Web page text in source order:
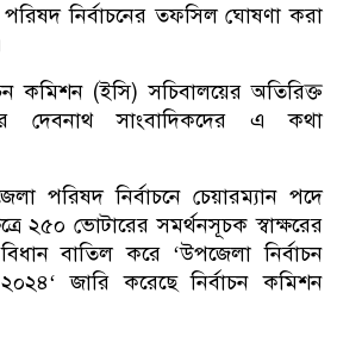
নির্বাচনের তফসিল ঘোষণা করা
কমিশন (ইসি) সচিবালয়ের অতিরিক্ত
সাংবাদিকদের এ কথা
পরিষদ নির্বাচনে চেয়ারম্যান পদে
২৫০ ভোটারের সমর্থনসূচক স্বাক্ষরের
বাতিল করে ‘উপজেলা নির্বাচন
জারি করেছে নির্বাচন কমিশন